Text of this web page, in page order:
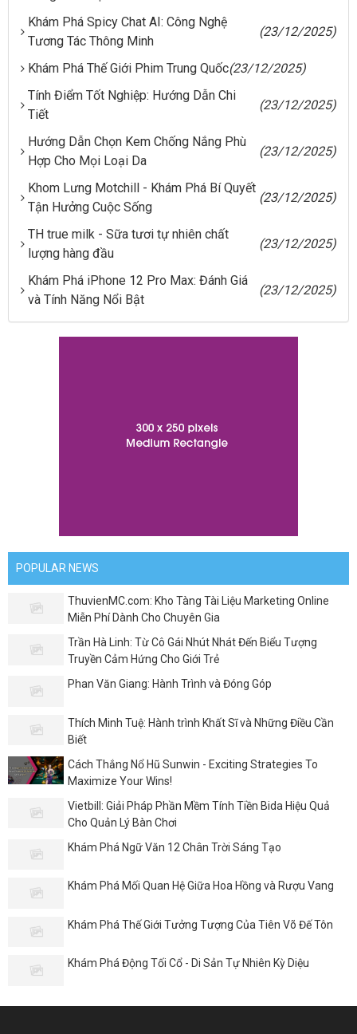
Khám Phá Spicy Chat AI: Công Nghệ
Tương Tác Thông Minh
(23/12/2025)
Khám Phá Thế Giới Phim Trung Quốc(23/12/2025)
Tính Điểm Tốt Nghiệp: Hướng Dẫn Chi
Tiết
(23/12/2025)
Hướng Dẫn Chọn Kem Chống Nắng Phù
Hợp Cho Mọi Loại Da
(23/12/2025)
Khom Lưng Motchill - Khám Phá Bí Quyết
Tận Hưởng Cuộc Sống
(23/12/2025)
TH true milk - Sữa tươi tự nhiên chất
lượng hàng đầu
(23/12/2025)
Khám Phá iPhone 12 Pro Max: Đánh Giá
và Tính Năng Nổi Bật
(23/12/2025)
POPULAR NEWS
ThuvienMC.com: Kho Tàng Tài Liệu Marketing Online
Miễn Phí Dành Cho Chuyên Gia
Trần Hà Linh: Từ Cô Gái Nhút Nhát Đến Biểu Tượng
Truyền Cảm Hứng Cho Giới Trẻ
Phan Văn Giang: Hành Trình và Đóng Góp
Thích Minh Tuệ: Hành trình Khất Sĩ và Những Điều Cần
Biết
Cách Thắng Nổ Hũ Sunwin - Exciting Strategies To
Maximize Your Wins!
Vietbill: Giải Pháp Phần Mềm Tính Tiền Bida Hiệu Quả
Cho Quản Lý Bàn Chơi
Khám Phá Ngữ Văn 12 Chân Trời Sáng Tạo
Khám Phá Mối Quan Hệ Giữa Hoa Hồng và Rượu Vang
Khám Phá Thế Giới Tưởng Tượng Của Tiên Võ Đế Tôn
Khám Phá Động Tối Cổ - Di Sản Tự Nhiên Kỳ Diệu